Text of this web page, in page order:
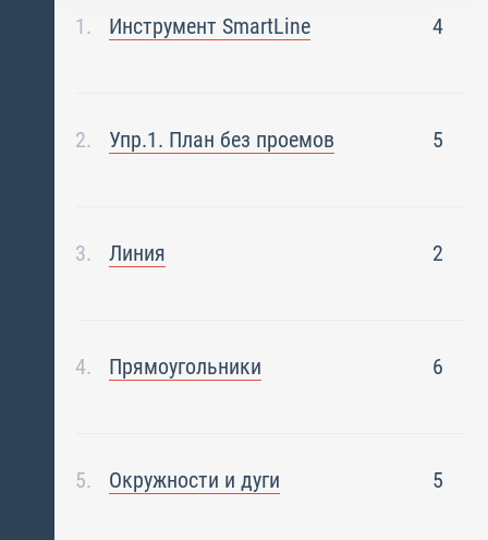
Инструмент SmartLine 4
Упр.1. План без проемов 5
Линия 2
Прямоугольники 6
Окружности и дуги 5